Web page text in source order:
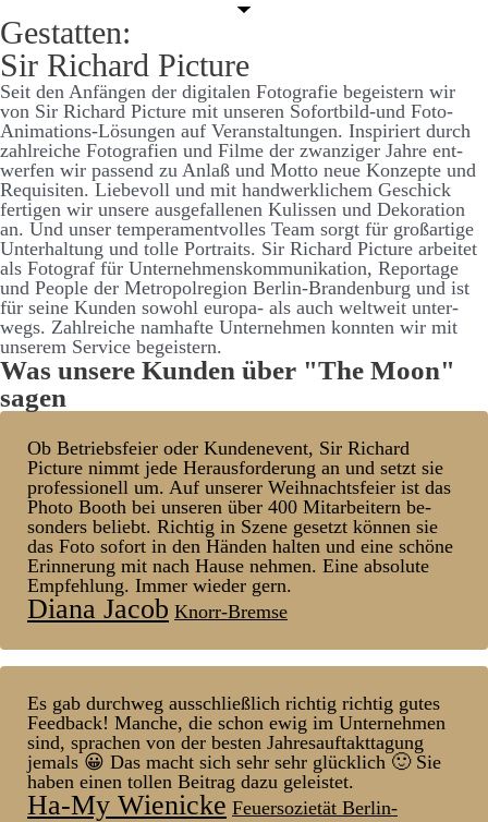
Gestatten:
Sir Richard Picture
Seit den An­­fängen der digitalen Foto­­­grafie be­­­geistern wir
von Sir Richard Picture mit unseren Sofort­­­bild-und Foto-
Animations-Lösungen auf Ver­­­an­­stalt­­ungen. Inspiriert durch
zahl­­reiche Foto­­grafien und Filme der zwanziger Jahre ent­­­
werfen wir passend zu An­laß und Motto neue Konzepte und
Requisiten. Liebe­­voll und mit hand­­­werk­­­lichem Ge­­schick
fertigen wir unsere aus­­­ge­­­fallenen Kulissen und Dekoration
an. Und unser temperament­­­volles Team sorgt für groß­­­artige
Unter­­­halt­­­ung und tolle Portraits. Sir Richard Picture arbeitet
als Foto­graf für Unter­­nehmens­­kommunikation, Reportage
und People der Metropol­­region Berlin-Brandenburg und ist
für seine Kunden sowohl europa- als auch welt­weit unter­
wegs. Zahl­­reiche nam­­hafte Unter­­nehmen konnten wir mit
unserem Service be­­geistern.
Was unsere Kunden über "The Moon"
sagen
Ob Betriebs­feier oder Kunden­event, Sir Richard
Picture nimmt jede Heraus­forder­ung an und setzt sie
pro­fessionell um. Auf unserer Weih­nachts­feier ist das
Photo Booth bei unseren über 400 Mit­arbeitern be­
sonders be­liebt. Richtig in Szene ge­setzt können sie
das Foto sofort in den Händen halten und eine schöne
Er­inner­ung mit nach Hause nehmen. Eine absolute
Empfehl­ung. Immer wieder gern.
Diana Jacob Knorr-Bremse
Es gab durchweg aus­schließlich richtig richtig gutes
Feed­back! Manche, die schon ewig im Unter­nehmen
sind, sprachen von der besten Jahres­auf­takt­tag­ung
jemals 😀 Das macht sich sehr sehr glück­lich 🙂 Sie
haben einen tollen Bei­trag dazu ge­leistet.
Ha-My Wienicke Feuersozietät Berlin-